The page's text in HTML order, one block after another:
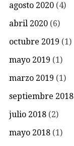
agosto 2020 (4)
abril 2020 (6)
octubre 2019 (1)
mayo 2019 (1)
marzo 2019 (1)
septiembre 2018
julio 2018 (2)
mayo 2018 (1)